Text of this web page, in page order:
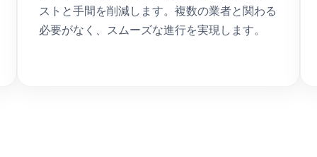
ストと手間を削減します。複数の業者と関わる
必要がなく、スムーズな進行を実現します。